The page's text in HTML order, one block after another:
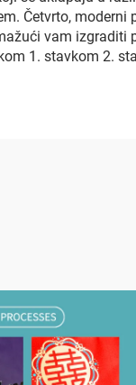
Četvrto,
vam
1. stavkom 2.